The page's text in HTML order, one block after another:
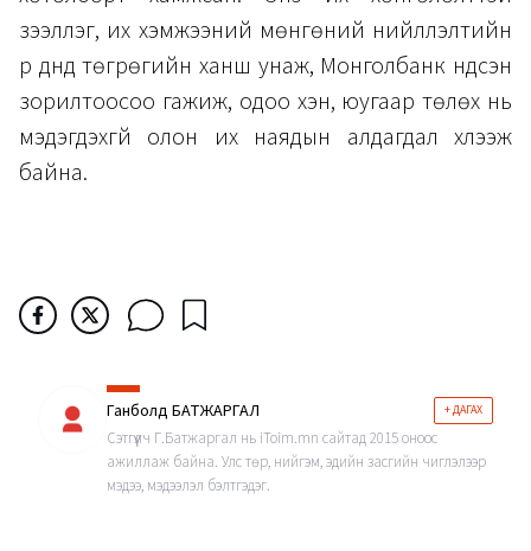
зээллэг, их хэмжээний мөнгөний нийлүүлэлтийн
үр дүнд төгрөгийн ханш унаж, Монголбанк үндсэн
зорилтоосоо гажиж, одоо хэн, юугаар төлөх нь
мэдэгдэхгүй олон их наядын алдагдал хүлээж
байна.
Ганболд БАТЖАРГАЛ + ДАГАХ
Сэтгүүлч Г.Батжаргал нь iToim.mn сайтад 2015 оноос
ажиллаж байна. Улс төр, нийгэм, эдийн засгийн чиглэлээр
мэдээ, мэдээлэл бэлтгэдэг.